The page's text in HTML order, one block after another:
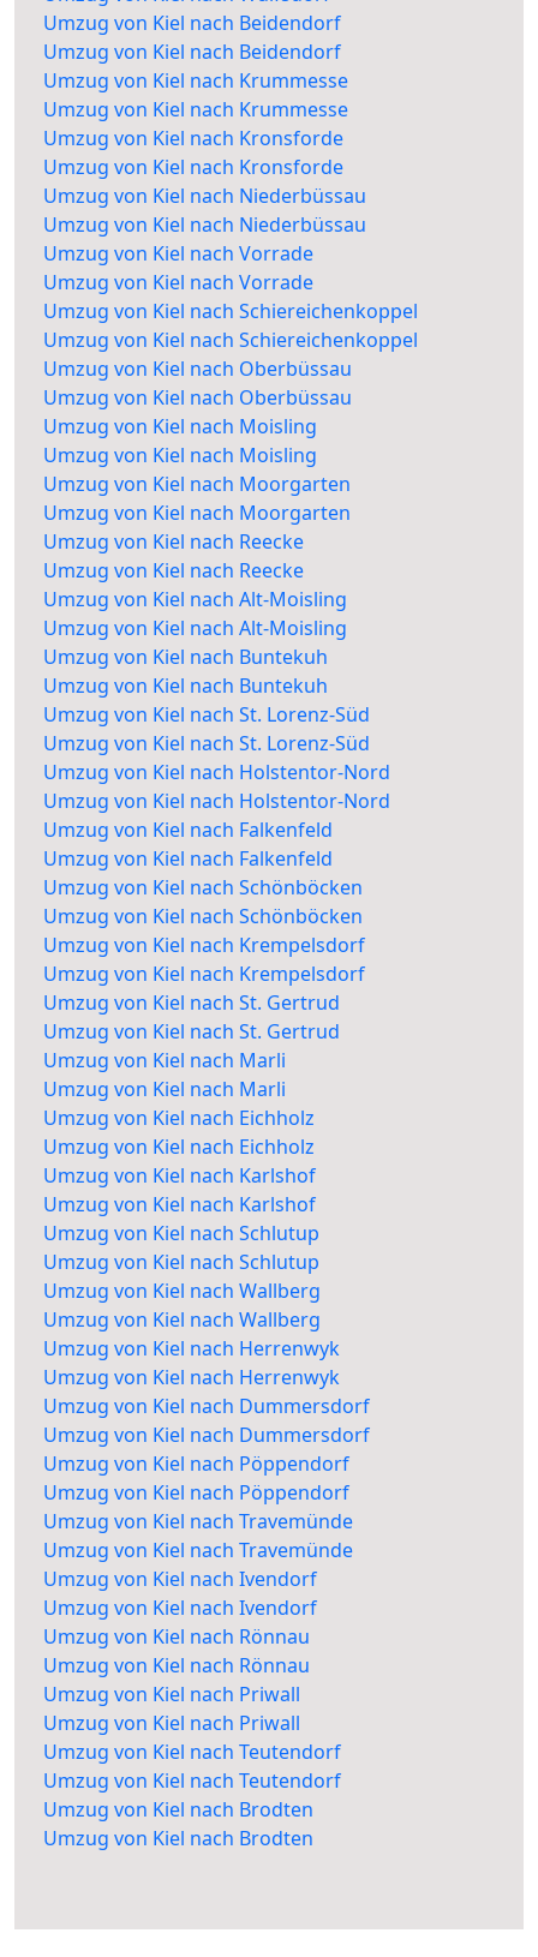
Umzug von Kiel nach Beidendorf
Umzug von Kiel nach Beidendorf
Umzug von Kiel nach Krummesse
Umzug von Kiel nach Krummesse
Umzug von Kiel nach Kronsforde
Umzug von Kiel nach Kronsforde
Umzug von Kiel nach Niederbüssau
Umzug von Kiel nach Niederbüssau
Umzug von Kiel nach Vorrade
Umzug von Kiel nach Vorrade
Umzug von Kiel nach Schiereichenkoppel
Umzug von Kiel nach Schiereichenkoppel
Umzug von Kiel nach Oberbüssau
Umzug von Kiel nach Oberbüssau
Umzug von Kiel nach Moisling
Umzug von Kiel nach Moisling
Umzug von Kiel nach Moorgarten
Umzug von Kiel nach Moorgarten
Umzug von Kiel nach Reecke
Umzug von Kiel nach Reecke
Umzug von Kiel nach Alt-Moisling
Umzug von Kiel nach Alt-Moisling
Umzug von Kiel nach Buntekuh
Umzug von Kiel nach Buntekuh
Umzug von Kiel nach St. Lorenz-Süd
Umzug von Kiel nach St. Lorenz-Süd
Umzug von Kiel nach Holstentor-Nord
Umzug von Kiel nach Holstentor-Nord
Umzug von Kiel nach Falkenfeld
Umzug von Kiel nach Falkenfeld
Umzug von Kiel nach Schönböcken
Umzug von Kiel nach Schönböcken
Umzug von Kiel nach Krempelsdorf
Umzug von Kiel nach Krempelsdorf
Umzug von Kiel nach St. Gertrud
Umzug von Kiel nach St. Gertrud
Umzug von Kiel nach Marli
Umzug von Kiel nach Marli
Umzug von Kiel nach Eichholz
Umzug von Kiel nach Eichholz
Umzug von Kiel nach Karlshof
Umzug von Kiel nach Karlshof
Umzug von Kiel nach Schlutup
Umzug von Kiel nach Schlutup
Umzug von Kiel nach Wallberg
Umzug von Kiel nach Wallberg
Umzug von Kiel nach Herrenwyk
Umzug von Kiel nach Herrenwyk
Umzug von Kiel nach Dummersdorf
Umzug von Kiel nach Dummersdorf
Umzug von Kiel nach Pöppendorf
Umzug von Kiel nach Pöppendorf
Umzug von Kiel nach Travemünde
Umzug von Kiel nach Travemünde
Umzug von Kiel nach Ivendorf
Umzug von Kiel nach Ivendorf
Umzug von Kiel nach Rönnau
Umzug von Kiel nach Rönnau
Umzug von Kiel nach Priwall
Umzug von Kiel nach Priwall
Umzug von Kiel nach Teutendorf
Umzug von Kiel nach Teutendorf
Umzug von Kiel nach Brodten
Umzug von Kiel nach Brodten